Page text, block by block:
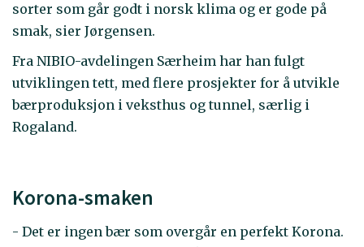
sorter som går godt i norsk klima og er gode på
smak, sier Jørgensen.
Fra NIBIO-avdelingen Særheim har han fulgt
utviklingen tett, med flere prosjekter for å utvikle
bærproduksjon i veksthus og tunnel, særlig i
Rogaland.
Korona-smaken
- Det er ingen bær som overgår en perfekt Korona.